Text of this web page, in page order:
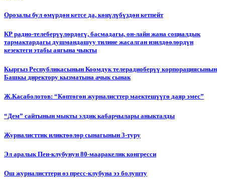
Орозалы бул өмүрдөн кетсе да, көңүлүбүздөн кетпейт
КР радио-телеберүүлөрдөгү, басмадагы, он-лайн жана социалдык
тармактардагы душмандашуу тилине жасалган изилдөөлөрдүн
кезектеги этабы аягына чыкты
Кыргыз Республикасынын Коомдук телерадиоберүү корпорациясынын
Башкы директору кызматына ачык сынак
Ж.Касаболотов: “Көптөгөн журналисттер маектешүүгө даяр эмес”
“Дем” сайтынын мыкты элдик кабарчылары аныкталды
Журналисттик иликтөөлөр сынагынын 3-туру
Эл аралык Пен-клубунун 80-мааракелик конгресси
Ош журналисттери өз пресс-клубуна ээ болушту